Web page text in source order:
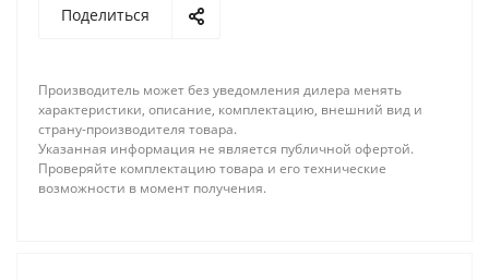
Поделиться
Производитель может без уведомления дилера менять
характеристики, описание, комплектацию, внешний вид и
страну-производителя товара.
Указанная информация не является публичной офертой.
Проверяйте комплектацию товара и его технические
возможности в момент получения.